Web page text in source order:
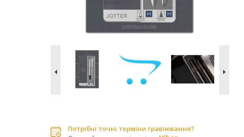
Потрібні точні терміни гравіювання?